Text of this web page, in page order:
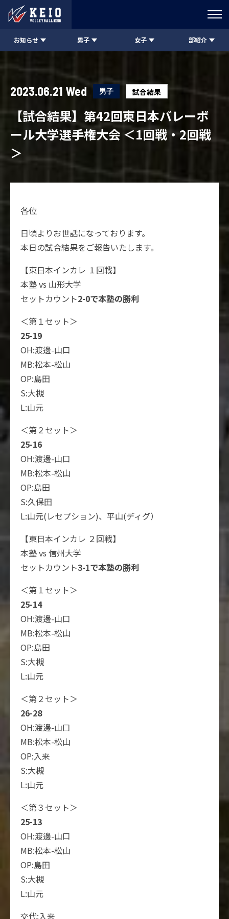
お知らせ 男子 女子 部紹介
2023.06.21 Wed 男子 試合結果
【試合結果】第42回東日本バレーボ
ール大学選手権大会 ＜1回戦・2回戦
＞
各位
日頃よりお世話になっております。
本日の試合結果をご報告いたします。
【東日本インカレ １回戦】
本塾 vs 山形大学
セットカウント2-0で本塾の勝利
＜第１セット＞
25-19
OH:渡邊-山口
MB:松本-松山
OP:島田
S:大槻
L:山元
＜第２セット＞
25-16
OH:渡邊-山口
MB:松本-松山
OP:島田
S:久保田
L:山元(レセプション)、平山(ディグ）
【東日本インカレ ２回戦】
本塾 vs 信州大学
セットカウント3-1で本塾の勝利
＜第１セット＞
25-14
OH:渡邊-山口
MB:松本-松山
OP:島田
S:大槻
L:山元
＜第２セット＞
26-28
OH:渡邊-山口
MB:松本-松山
OP:入来
S:大槻
L:山元
＜第３セット＞
25-13
OH:渡邊-山口
MB:松本-松山
OP:島田
S:大槻
L:山元
交代:入来